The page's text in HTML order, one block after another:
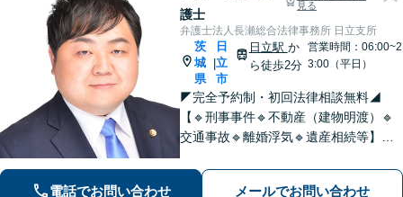
護士
見る
弁護士法人長瀬総合法律事務所 日立支所
茨
城
県
|
日
立
市
日立駅 か
ら徒歩2分
営業時間：06:00~2
3:00（平日）
◤完全予約制・初回法律相談無料◢
【🔹刑事事件🔹不動産（建物明渡）🔹
交通事故🔹離婚浮気🔹遺産相続等】当
護士が、あなたの問題を親身になって
電話でお問い合わせ メールでお問い合わせ